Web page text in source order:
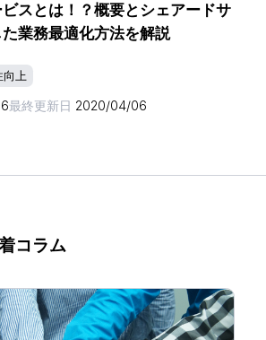
スとは！？概要とシェアードサ
業務最適化方法を解説
向上
最終更新日 2020/04/06
コラム